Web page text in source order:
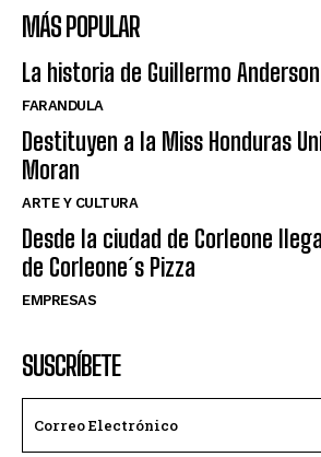
MÁS POPULAR
La historia de Guillermo Anderson
FARANDULA
Destituyen a la Miss Honduras
Moran
ARTE Y CULTURA
Desde la ciudad de Corleone
de Corleone´s Pizza
EMPRESAS
SUSCRÍBETE